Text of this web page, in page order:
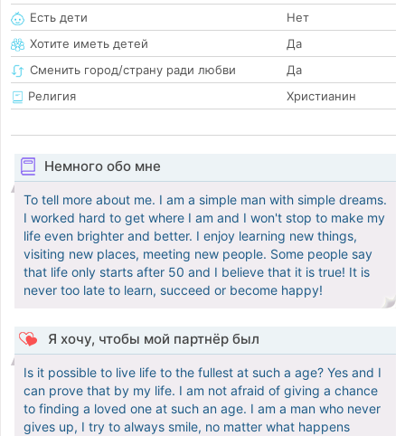
Есть дети
Нет
Хотите иметь детей
Да
Сменить город/страну ради любви
Да
Религия
Христианин
Немного обо мне
To tell more about me. I am a simple man with simple dreams.
I worked hard to get where I am and I won't stop to make my
life even brighter and better. I enjoy learning new things,
visiting new places, meeting new people. Some people say
that life only starts after 50 and I believe that it is true! It is
never too late to learn, succeed or become happy!
Я хочу, чтобы мой партнёр был
Is it possible to live life to the fullest at such a age? Yes and I
can prove that by my life. I am not afraid of giving a chance
to finding a loved one at such an age. I am a man who never
gives up, I try to always smile, no matter what happens